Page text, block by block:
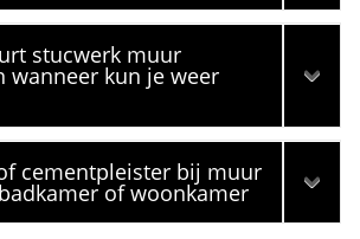
stucwerk muur
wanneer kun je weer
cementpleister bij muur
of woonkamer